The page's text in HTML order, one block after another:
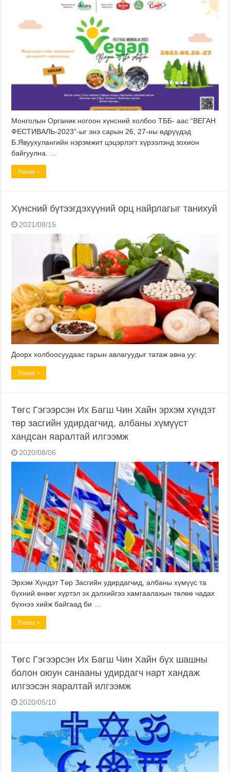
Монголын Органик ногоон хүнсний холбоо ТББ- аас “ВЕГАН
ФЕСТИВАЛЬ-2023”-ыг энэ сарын 26, 27-ны өдрүүдэд
Б.Явуухулангийн нэрэмжит цэцэрлэгт хүрээлэнд зохион
байгуулна. …
Унших »
Хүнсний бүтээгдэхүүний орц найрлагыг танихуй
2021/08/15
Доорх холбоосуудаас гарын авлагуудыг татаж авна уу:
Унших »
Төгс Гэгээрсэн Их Багш Чин Хайн эрхэм хүндэт
төр засгийн удирдагчид, албаны хүмүүст
хандсан яаралтай илгээмж
2020/08/06
Эрхэм Хүндэт Төр Засгийн удирдагчид, албаны хүмүүс та
бүхний өнөөг хүртэл эх дэлхийгээ хамгаалахын төлөө чадах
бүхнээ хийж байгаад би …
Унших »
Төгс Гэгээрсэн Их Багш Чин Хайн бүх шашны
болон оюун санааны удирдагч нарт хандаж
илгээсэн яаралтай илгээмж
2020/05/10